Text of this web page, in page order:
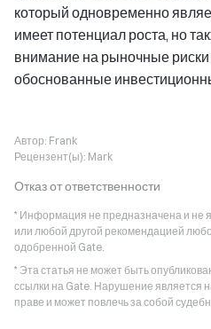
который одновременно
имеет потенциал роста, но
внимание на рыночные
обоснованные
Автор: Frank
Рецензент(ы): Mark
Отказ от ответственности
* Информация не предназначена и не
или любой другой рекомендацией
одобренной Gate.
* Эта статья не может быть
ссылки на Gate. Нарушение является
праве и может повлечь за собой